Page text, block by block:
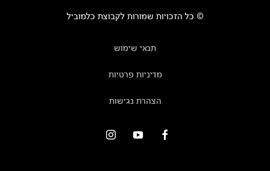
© כל הזכויות שמורות לקבוצת כלמוביל
תנאי שימוש
מדיניות פרטיות
הצהרת נגישות